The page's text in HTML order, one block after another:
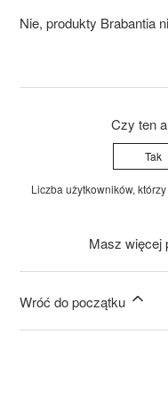
Nie, produkty Brabantia
Czy ten
Tak
Liczba użytkowników,
Masz więcej
Wróć do początku